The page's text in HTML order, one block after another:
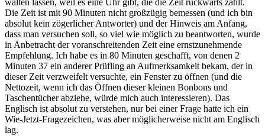
walten lassen, weil es eine Uhr gibt, die die Zeit rückwärts zählt.
Die Zeit ist mit 90 Minuten nicht großzügig bemessen (und ich bin
absolut kein zögerlicher Antworter) und der Hinweis am Anfang,
dass man versuchen soll, so viel wie möglich zu beantworten, wurde
in Anbetracht der voranschreitenden Zeit eine ernstzunehmende
Empfehlung. Ich habe es in 80 Minuten geschafft, von denen 2
Minuten 37 ein anderer Prüfling an Aufmerksamkeit bekam, der in
dieser Zeit verzweifelt versuchte, ein Fenster zu öffnen (und die
Nettozeit, wenn ich das Öffnen dieser kleinen Bonbons und
Taschentücher abziehe, würde mich auch interessieren). Das
Englisch ist absolut zu verstehen, nur bei einer Frage hatte ich ein
Wie-Jetzt-Fragezeichen, was aber möglicherweise nicht am Englisch
lag.